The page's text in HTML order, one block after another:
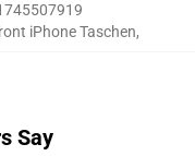
iPhone Taschen,
Say